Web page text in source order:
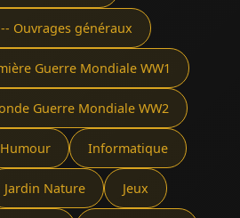
Ouvrages généraux
Guerre Mondiale WW1
Guerre Mondiale WW2
Humour Informatique
Jardin Nature Jeux